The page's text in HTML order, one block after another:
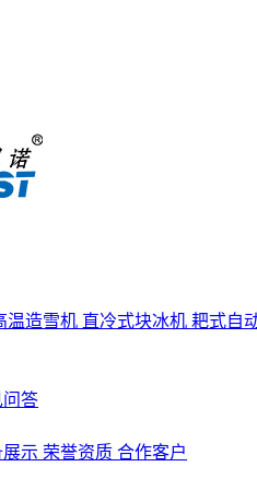
温造雪机 直冷式块冰机 耙式自
问答
示 荣誉资质 合作客户